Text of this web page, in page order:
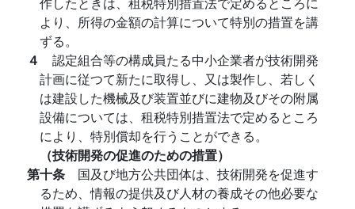
より、所得の金額の計算について特別の措置を講
ずる。
４ 認定組合等の構成員たる中小企業者が技術開発
計画に従つて新たに取得し、又は製作し、若しく
は建設した機械及び装置並びに建物及びその附属
設備については、租税特別措置法で定めるところ
により、特別償却を行うことができる。
（技術開発の促進のための措置）
第十条 国及び地方公共団体は、技術開発を促進す
るため、情報の提供及び人材の養成その他必要な